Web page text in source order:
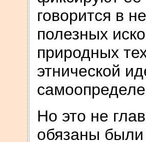
говорится в
полезных
природных
этнической
Но это не
обязаны